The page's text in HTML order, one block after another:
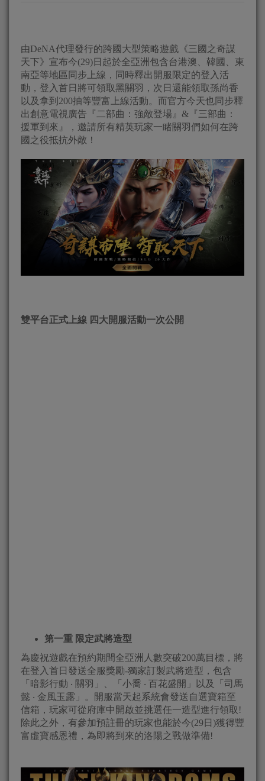
由DeNA代理發行的跨國大型策略遊戲《三國之奇謀
天下》宣布今(29)日起於全亞洲包含台港澳、韓國、東
南亞等地區同步上線，同時釋出開服限定的登入活
動，登入首日將可領取黑關羽，次日還能領取孫尚香
以及拿到200抽等豐富上線活動。而官方今天也同步釋
出創意電視廣告『二部曲：強敵登場』&『三部曲：
援軍到來』，邀請所有精英玩家一睹關羽們如何在跨
國之役抵抗外敵！
雙平台正式上線 四大開服活動一次公開
第一重 限定武將造型
為慶祝遊戲在預約期間全亞洲人數突破200萬目標，將
在登入首日發送全服獎勵-獨家訂製武將造型，包含
「暗影行動 ‧ 關羽」、「小喬 ‧ 百花盛開」以及「司馬
懿 ‧ 金風玉露」。開服當天起系統會發送自選寶箱至
信箱，玩家可從府庫中開啟並挑選任一造型進行領取!
除此之外，有參加預註冊的玩家也能於今(29日)獲得豐
富虛寶感恩禮，為即將到來的洛陽之戰做準備!